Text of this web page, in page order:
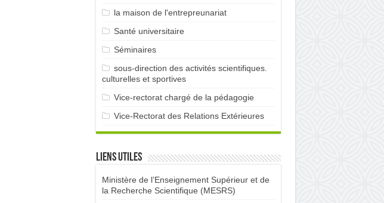
la maison de l'entrepreunariat
Santé universitaire
Séminaires
sous-direction des activités scientifiques.
culturelles et sportives
Vice-rectorat chargé de la pédagogie
Vice-Rectorat des Relations Extérieures
Liens utiles
Ministère de l’Enseignement Supérieur et de
la Recherche Scientifique (MESRS)